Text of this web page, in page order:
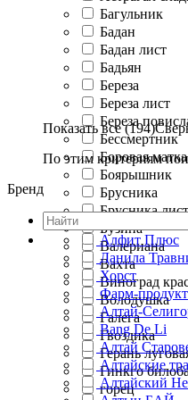
Багульник
Бадан
Бадан лист
Бадьян
Береза
Береза лист
Береза
Бессмертник
Боровая
Боярышник
Брусника
Брусника лист
Бузина
Валериана
Вахта
Виноград
Володушка
Галега
Гвоздика
Герань
Гинкго
горец
Показать все (194)
По этим критериям
Бренд
Алфит Плюс
Данила
Хорст
Фарм-продукт
Алтай-
Bang De Li
Алтай
Алтайские
Алтайский